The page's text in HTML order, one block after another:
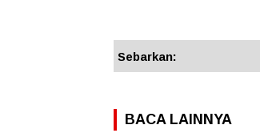
Sebarkan:
BACA LAINNYA